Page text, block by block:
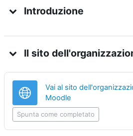
Introduzione
Il sito
Vai al sito
Moodle
Spunta come completato